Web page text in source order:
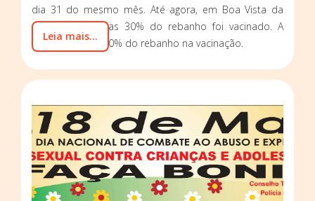
dia 31 do mesmo mês. Até agora, em Boa Vista da
Aparecida, apenas 30% do rebanho foi vacinado. A
meta é atingir 100% do rebanho na vacinação.
Leia mais...